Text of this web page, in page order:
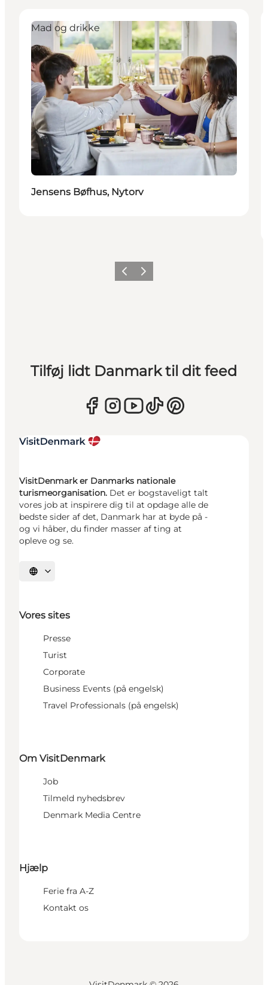
Mad og drikke
Jensens Bøfhus, Nytorv
ForrigeNæste
Tilføj lidt Danmark til dit feed
VisitDenmark er Danmarks nationale
turismeorganisation. Det er bogstaveligt talt
vores job at inspirere dig til at opdage alle de
bedste sider af det, Danmark har at byde på -
og vi håber, du finder masser af ting at
opleve og se.
Vælg sprog
Vores sites
Presse
Turist
Corporate
Business Events (på engelsk)
Travel Professionals (på engelsk)
Om VisitDenmark
Job
Tilmeld nyhedsbrev
Denmark Media Centre
Hjælp
Ferie fra A-Z
Kontakt os